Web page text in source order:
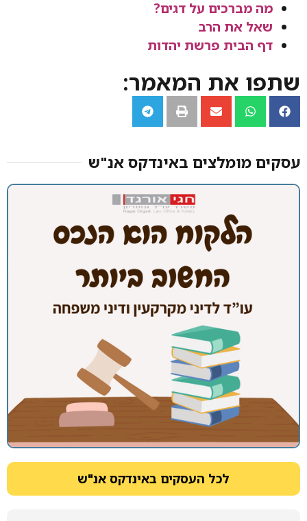
מה מברכים על דגים?
שאל את הרב
דף הבית פרשת יהדות
שתפו את המאמר:
עסקים מומלצים באינדקס אנ"ש​
לכל העסקים באינדקס אנ"ש